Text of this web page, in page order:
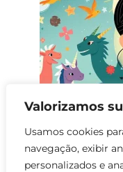
Valorizamos
Usamos cookies
navegação, exibir
personalizados e
Filmes de
0 191